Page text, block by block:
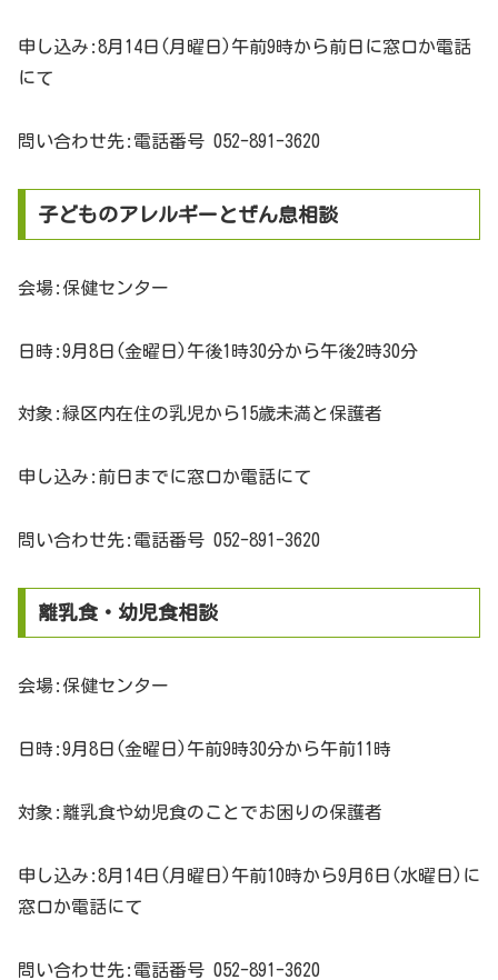
申し込み:8月14日(月曜日)午前9時から前日に窓口か電話
にて
問い合わせ先:電話番号 052-891-3620
子どものアレルギーとぜん息相談
会場:保健センター
日時:9月8日(金曜日)午後1時30分から午後2時30分
対象:緑区内在住の乳児から15歳未満と保護者
申し込み:前日までに窓口か電話にて
問い合わせ先:電話番号 052-891-3620
離乳食・幼児食相談
会場:保健センター
日時:9月8日(金曜日)午前9時30分から午前11時
対象:離乳食や幼児食のことでお困りの保護者
申し込み:8月14日(月曜日)午前10時から9月6日(水曜日)に
窓口か電話にて
問い合わせ先:電話番号 052-891-3620